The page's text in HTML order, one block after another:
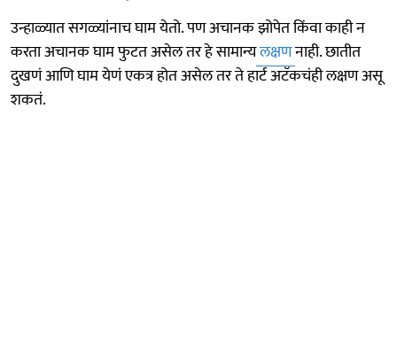
उन्हाळ्यात सगळ्यांनाच घाम येतो. पण अचानक झोपेत किंवा काही न
करता अचानक घाम फुटत असेल तर हे सामान्यलक्षणनाही. छातीत
दुखणं आणि घाम येणं एकत्र होत असेल तर ते हार्ट अटॅकचंही लक्षण असू
शकतं.